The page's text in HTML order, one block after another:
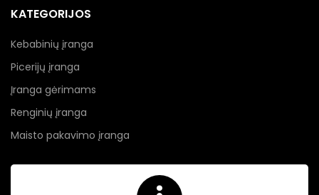
KATEGORIJOS
Kebabinių įranga
Picerijų įranga
Įranga gėrimams
Renginių įranga
Maisto pakavimo įranga